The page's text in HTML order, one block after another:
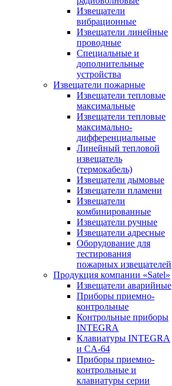
Извещатели
вибрационные
Извещатели линейные
проводные
Специальные и
дополнительные
устройства
Извещатели пожарные
Извещатели тепловые
максимальные
Извещатели тепловые
максимально-
дифференциальные
Линейный тепловой
извещатель
(термокабель)
Извещатели дымовые
Извещатели пламени
Извещатели
комбинированные
Извещатели ручные
Извещатели адресные
Оборудование для
тестирования
пожарных извещателей
Продукция компании «Satel»
Извещатели аварийные
Приборы приемно-
контрольные
Контрольные приборы
INTEGRA
Клавиатуры INTEGRA
и CA-64
Приборы приемно-
контрольные и
клавиатуры серии